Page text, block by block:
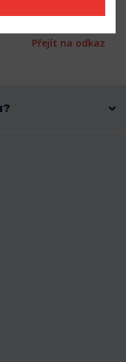
8
Přejít na odkaz